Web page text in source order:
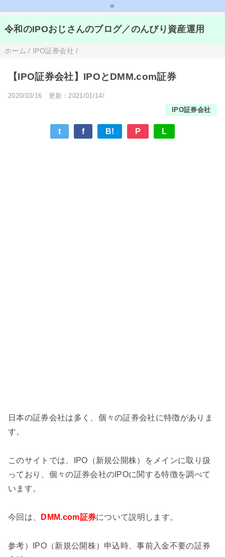
=
令和のIPOおじさんのブログ／のんびり資産運用
ホーム / IPO証券会社 /
【IPO証券会社】IPOとDMM.com証券
2020/03/16 更新：2021/01/14/
IPO証券会社
t f B! P L
日本の証券会社は多く、個々の証券会社に特徴がありま
す。
このサイトでは、IPO（新規公開株）をメインに取り扱
っており、個々の証券会社のIPOに関する特徴を調べて
います。
今回は、 DMM.com証券について説明します。
参考）IPO（新規公開株）申込時、事前入金不要の証券